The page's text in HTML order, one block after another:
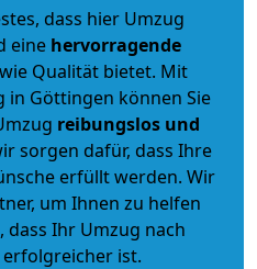
dass hier Umzug
eine hervorragende
Qualität bietet. Mit
Göttingen können Sie
reibungslos und
sorgen dafür, dass Ihre
erfüllt werden. Wir
um Ihnen zu helfen
dass Ihr Umzug nach
ist.